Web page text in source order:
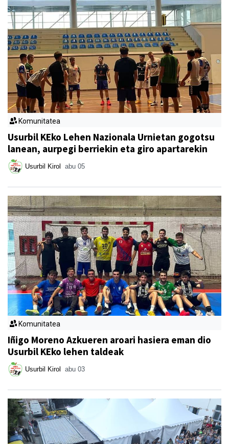
Komunitatea
Usurbil KEko Lehen Nazionala Urnietan gogotsu
lanean, aurpegi berriekin eta giro apartarekin
Usurbil Kirol abu 05
Komunitatea
Iñigo Moreno Azkueren aroari hasiera eman dio
Usurbil KEko lehen taldeak
Usurbil Kirol abu 03